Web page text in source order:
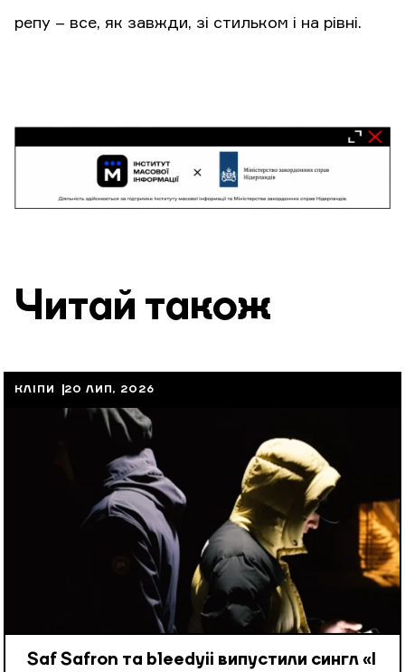
репу – все, як завжди, зі стильком і на рівні.
Читай також
КЛІПИ 20 ЛИП, 2026
Saf Safron та bleedyii випустили сингл «I